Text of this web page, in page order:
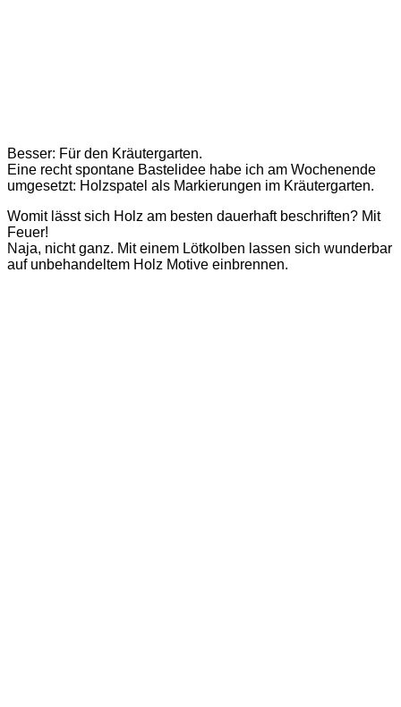
Besser: Für den Kräutergarten.
Eine recht spontane Bastelidee habe ich am Wochenende
umgesetzt: Holzspatel als Markierungen im Kräutergarten.
Womit lässt sich Holz am besten dauerhaft beschriften? Mit
Feuer!
Naja, nicht ganz. Mit einem Lötkolben lassen sich wunderbar
auf unbehandeltem Holz Motive einbrennen.